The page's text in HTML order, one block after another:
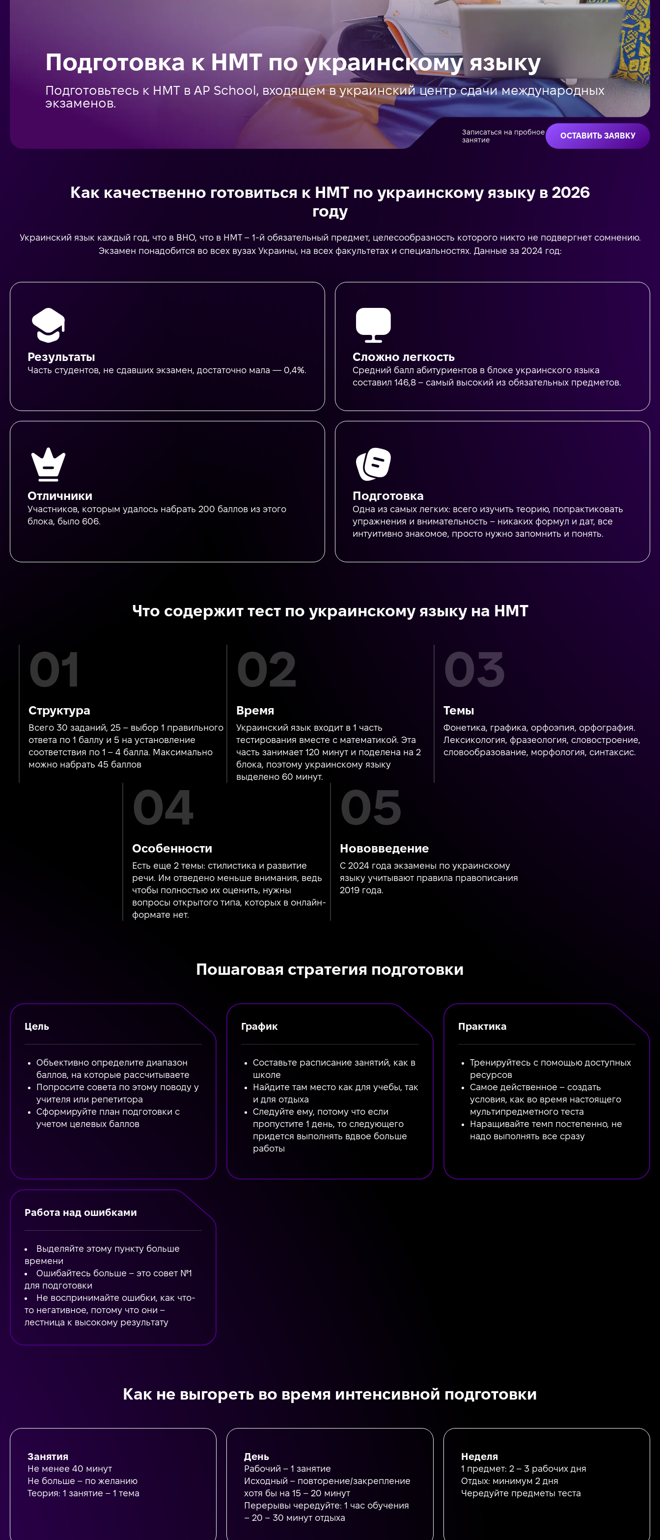
Подготовка к НМТ по украинскому языку
Подготовьтесь к НМТ в AP School, входящем в украинский центр сдачи международных
экзаменов.
Записаться на пробное
занятие
ОСТАВИТЬ ЗАЯВКУ
Как качественно готовиться к НМТ по украинскому языку в 2026
году
Украинский язык каждый год, что в ВНО, что в НМТ – 1-й обязательный предмет, целесообразность которого никто не подвергнет сомнению.
Экзамен понадобится во всех вузах Украины, на всех факультетах и ​​специальностях. Данные за 2024 год:
Результаты
Часть студентов, не сдавших экзамен, достаточно мала — 0,4%.
Сложно легкость
Средний балл абитуриентов в блоке украинского языка
составил 146,8 – самый высокий из обязательных предметов.
Отличники
Участников, которым удалось набрать 200 баллов из этого
блока, было 606.
Подготовка
Одна из самых легких: всего изучить теорию, попрактиковать
упражнения и внимательность – никаких формул и дат, все
интуитивно знакомое, просто нужно запомнить и понять.
Что содержит тест по украинскому языку на НМТ
Структура
Всего 30 заданий, 25 – выбор 1 правильного
ответа по 1 баллу и 5 на установление
соответствия по 1 – 4 балла. Максимально
можно набрать 45 баллов
Время
Украинский язык входит в 1 часть
тестирования вместе с математикой. Эта
часть занимает 120 минут и поделена на 2
блока, поэтому украинскому языку
выделено 60 минут.
Темы
Фонетика, графика, орфоэпия, орфография.
Лексикология, фразеология, словостроение,
словообразование, морфология, синтаксис.
Особенности
Есть еще 2 темы: стилистика и развитие
речи. Им отведено меньше внимания, ведь
чтобы полностью их оценить, нужны
вопросы открытого типа, которых в онлайн-
формате нет.
Нововведение
С 2024 года экзамены по украинскому
языку учитывают правила правописания
2019 года.
Пошаговая стратегия подготовки
Цель
Объективно определите диапазон
баллов, на которые рассчитываете
Попросите совета по этому поводу у
учителя или репетитора
Сформируйте план подготовки с
учетом целевых баллов
График
Составьте расписание занятий, как в
школе
Найдите там место как для учебы, так
и для отдыха
Следуйте ему, потому что если
пропустите 1 день, то следующего
придется выполнять вдвое больше
работы
Практика
Тренируйтесь с помощью доступных
ресурсов
Самое действенное – создать
условия, как во время настоящего
мультипредметного теста
Наращивайте темп постепенно, не
надо выполнять все сразу
Работа над ошибками
Выделяйте этому пункту больше
времени
Ошибайтесь больше – это совет №1
для подготовки
Не воспринимайте ошибки, как что-
то негативное, потому что они –
лестница к высокому результату
Как не выгореть во время интенсивной подготовки
Занятия
Не менее 40 минут
Не больше – по желанию
Теория: 1 занятие – 1 тема
День
Рабочий – 1 занятие
Исходный – повторение/закрепление
хотя бы на 15 – 20 минут
Перерывы чередуйте: 1 час обучения
– 20 – 30 минут отдыха
Неделя
1 предмет: 2 – 3 рабочих дня
Отдых: минимум 2 дня
Чередуйте предметы теста